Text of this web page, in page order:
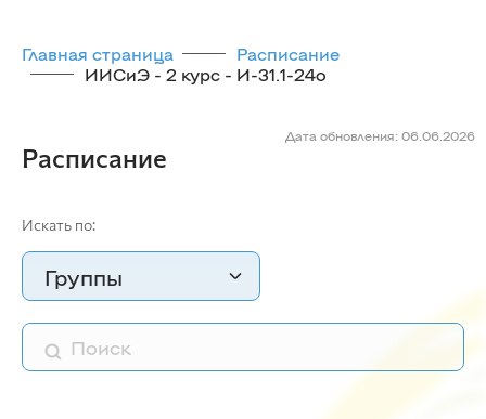
Главная страница
Расписание
ИИСиЭ - 2 курс - И-31.1-24o
Дата обновления: 06.06.2026
Расписание
Искать по:
Группы